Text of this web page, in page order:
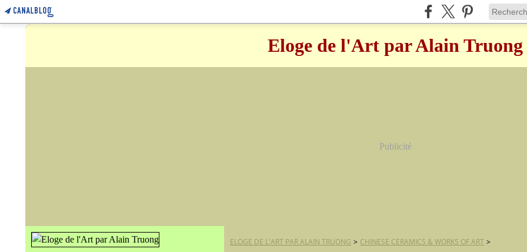
Eloge de l'Art par Alain Truong
Publicité
ELOGE DE L'ART PAR ALAIN TRUONG > CHINESE CERAMICS & WORKS OF ART >